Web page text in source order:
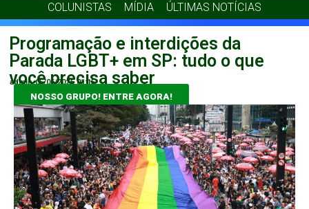
COLUNISTAS MÍDIA ÚLTIMAS NOTÍCIAS
Programação e interdições da
Parada LGBT+ em SP: tudo o que
você precisa saber
admin 05/06/2026 01:15
NOSSO GRUPO! ENTRE AGORA!